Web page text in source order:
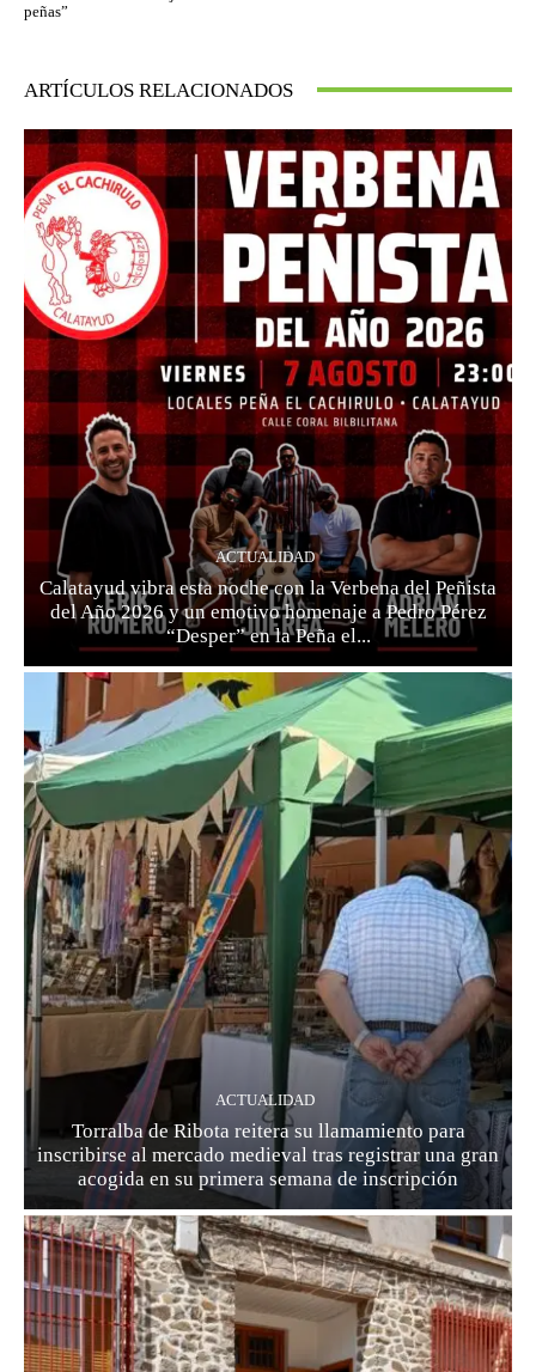
peñas”
ARTÍCULOS RELACIONADOS
ACTUALIDAD
Calatayud vibra esta noche con la Verbena del Peñista
del Año 2026 y un emotivo homenaje a Pedro Pérez
“Desper” en la Peña el...
ACTUALIDAD
Torralba de Ribota reitera su llamamiento para
inscribirse al mercado medieval tras registrar una gran
acogida en su primera semana de inscripción